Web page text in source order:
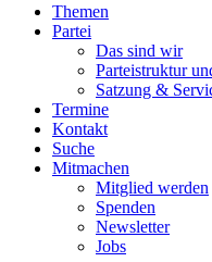
Themen
Partei
Das sind wir
Parteistruktur
Satzung &
Termine
Kontakt
Suche
Mitmachen
Mitglied werden
Spenden
Newsletter
Jobs